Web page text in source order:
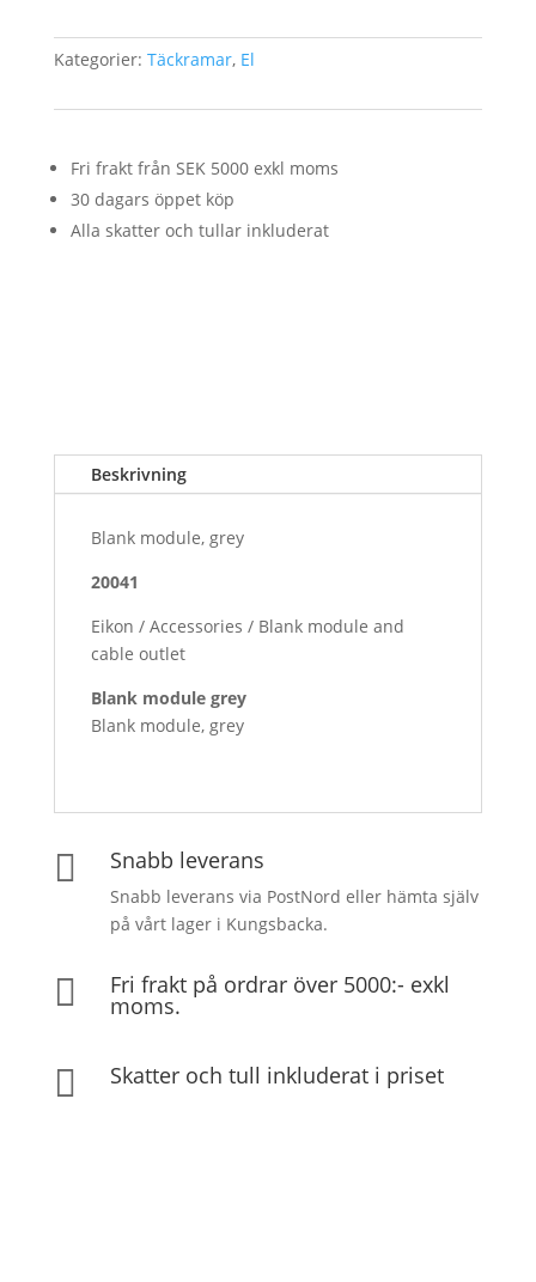
Kategorier: Täckramar, El
Fri frakt från SEK 5000 exkl moms
30 dagars öppet köp
Alla skatter och tullar inkluderat
Beskrivning
Blank module, grey
20041
Eikon / Accessories / Blank module and
cable outlet
Blank module grey
Blank module, grey
 Snabb leverans
Snabb leverans via PostNord eller hämta själv
på vårt lager i Kungsbacka.
 Fri frakt på ordrar över 5000:- exkl
moms.
 Skatter och tull inkluderat i priset